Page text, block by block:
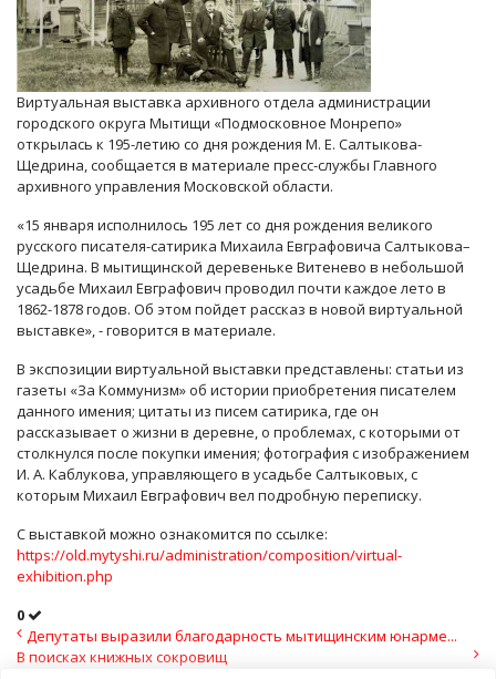
Виртуальная выставка архивного отдела администрации
городского округа Мытищи «Подмосковное Монрепо»
открылась к 195-летию со дня рождения М. Е. Салтыкова-
Щедрина, сообщается в материале пресс-службы Главного
архивного управления Московской области.
«15 января исполнилось 195 лет со дня рождения великого
русского писателя-сатирика Михаила Евграфовича Салтыкова–
Щедрина. В мытищинской деревеньке Витенево в небольшой
усадьбе Михаил Евграфович проводил почти каждое лето в
1862-1878 годов. Об этом пойдет рассказ в новой виртуальной
выставке», - говорится в материале.
В экспозиции виртуальной выставки представлены: статьи из
газеты «За Коммунизм» об истории приобретения писателем
данного имения; цитаты из писем сатирика, где он
рассказывает о жизни в деревне, о проблемах, с которыми от
столкнулся после покупки имения; фотография с изображением
И. А. Каблукова, управляющего в усадьбе Салтыковых, с
которым Михаил Евграфович вел подробную переписку.
С выставкой можно ознакомится по ссылке:
https://old.mytyshi.ru/administration/composition/virtual-
exhibition.php
0
Депутаты выразили благодарность мытищинским юнарме...
В поисках книжных сокровищ